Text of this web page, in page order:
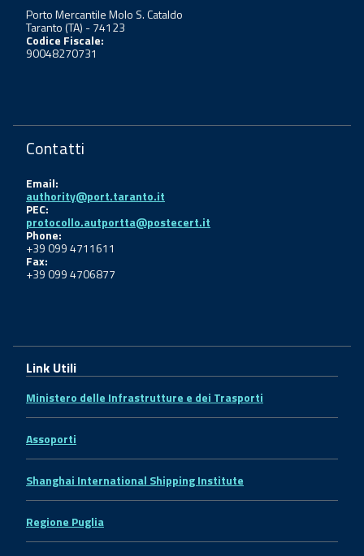
Porto Mercantile Molo S. Cataldo
Taranto (TA) - 74123
Codice Fiscale:
90048270731
Contatti
Email:
authority@port.taranto.it
PEC:
protocollo.autportta@postecert.it
Phone:
+39 099 4711611
Fax:
+39 099 4706877
Link Utili
Ministero delle Infrastrutture e dei Trasporti
Assoporti
Shanghai International Shipping Institute
Regione Puglia